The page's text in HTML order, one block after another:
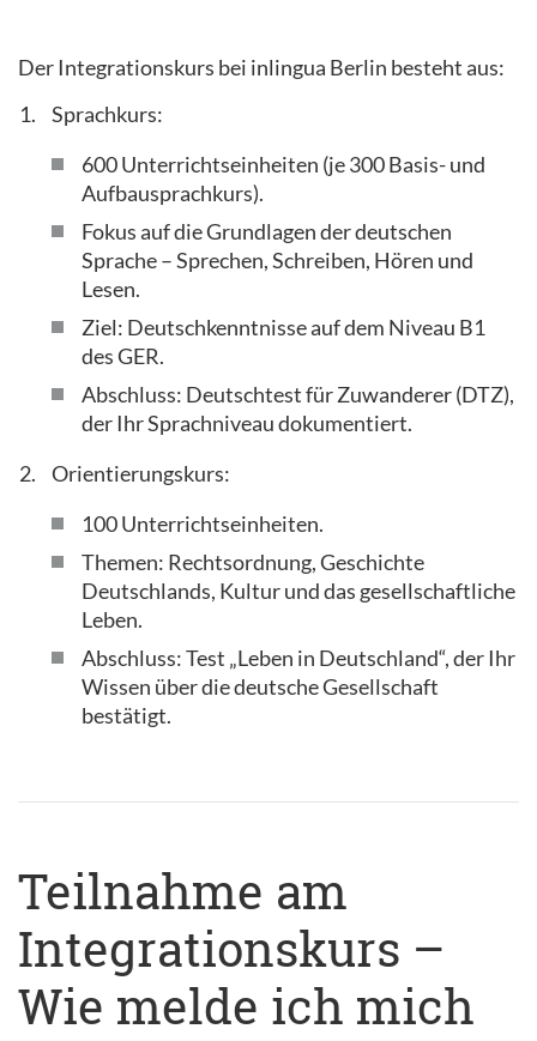
Der Integrationskurs bei inlingua Berlin besteht aus:
Sprachkurs:
600 Unterrichtseinheiten (je 300 Basis- und
Aufbausprachkurs).
Fokus auf die Grundlagen der deutschen
Sprache – Sprechen, Schreiben, Hören und
Lesen.
Ziel: Deutschkenntnisse auf dem Niveau B1
des GER.
Abschluss: Deutschtest für Zuwanderer (DTZ),
der Ihr Sprachniveau dokumentiert.
Orientierungskurs:
100 Unterrichtseinheiten.
Themen: Rechtsordnung, Geschichte
Deutschlands, Kultur und das gesellschaftliche
Leben.
Abschluss: Test „Leben in Deutschland“, der Ihr
Wissen über die deutsche Gesellschaft
bestätigt.
Teilnahme am
Integrationskurs –
Wie melde ich mich